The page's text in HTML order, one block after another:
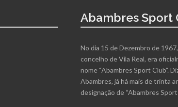
Abambres Sport
No dia 15 de Dezembro de
concelho de Vila Real, era
nome “Abambres Sport Club”.
Abambres, já há mais de trinta
designação de “Abambres